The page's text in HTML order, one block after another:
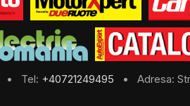
• Tel: +40721249495 • Adresa: